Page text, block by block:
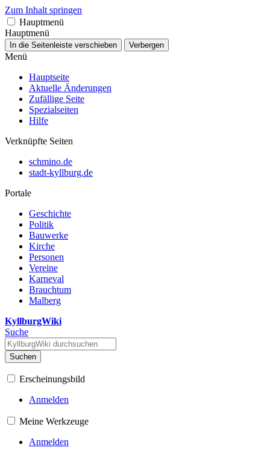
Zum Inhalt springen
Hauptmenü
Hauptmenü
In die Seitenleiste verschieben Verbergen
Menü
Hauptseite
Aktuelle Änderungen
Zufällige Seite
Spezialseiten
Hilfe
Verknüpfte Seiten
schmino.de
stadt-kyllburg.de
Portale
Geschichte
Politik
Bauwerke
Kirche
Personen
Vereine
Karneval
Brauchtum
Malberg
KyllburgWiki
Suche
Suchen
Erscheinungsbild
Anmelden
Meine Werkzeuge
Anmelden